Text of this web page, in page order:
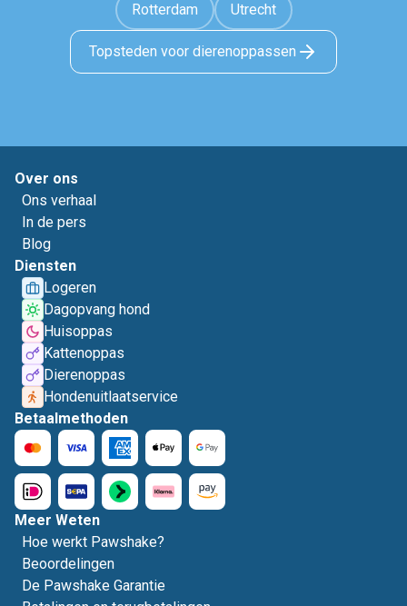
Rotterdam Utrecht
Topsteden voor dierenoppassen
Over ons
Ons verhaal
In de pers
Blog
Diensten
Logeren
Dagopvang hond
Huisoppas
Kattenoppas
Dierenoppas
Hondenuitlaatservice
Betaalmethoden
Meer Weten
Hoe werkt Pawshake?
Beoordelingen
De Pawshake Garantie